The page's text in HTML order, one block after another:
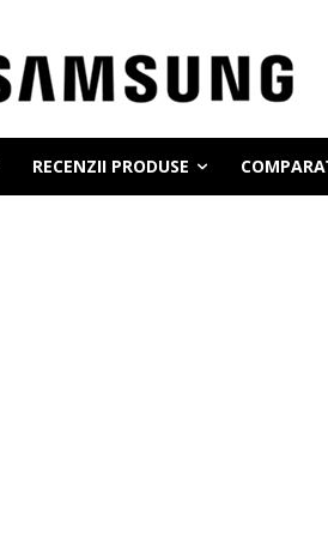
RECENZII PRODUSE